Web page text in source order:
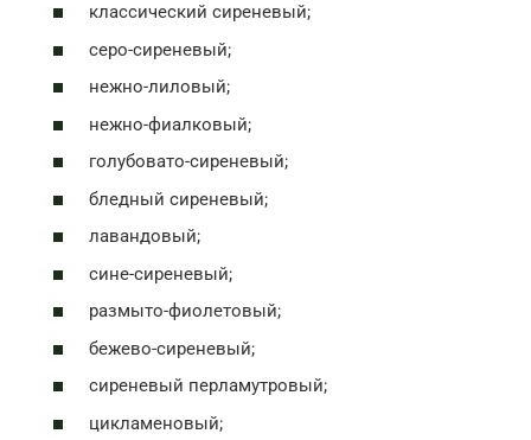
классический сиреневый;
серо-сиреневый;
нежно-лиловый;
нежно-фиалковый;
голубовато-сиреневый;
бледный сиреневый;
лавандовый;
сине-сиреневый;
размыто-фиолетовый;
бежево-сиреневый;
сиреневый перламутровый;
цикламеновый;